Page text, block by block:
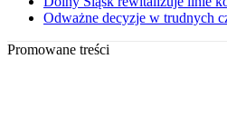
Odważne decyzje w trudnych
Promowane treści